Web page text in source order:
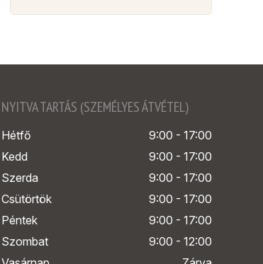
NYITVA TARTÁS (SZEMÉLYES ÁTVÉTEL)
Hétfő
9:00 - 17:00
Kedd
9:00 - 17:00
Szerda
9:00 - 17:00
Csütörtök
9:00 - 17:00
Péntek
9:00 - 17:00
Szombat
9:00 - 12:00